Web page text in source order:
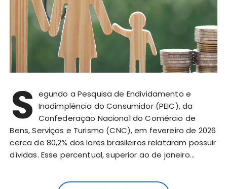
S egundo a Pesquisa de Endividamento e
Inadimplência do Consumidor (PEIC), da
Confederação Nacional do Comércio de
Bens, Serviços e Turismo (CNC), em fevereiro de 2026
cerca de 80,2% dos lares brasileiros relataram possuir
dívidas. Esse percentual, superior ao de janeiro…